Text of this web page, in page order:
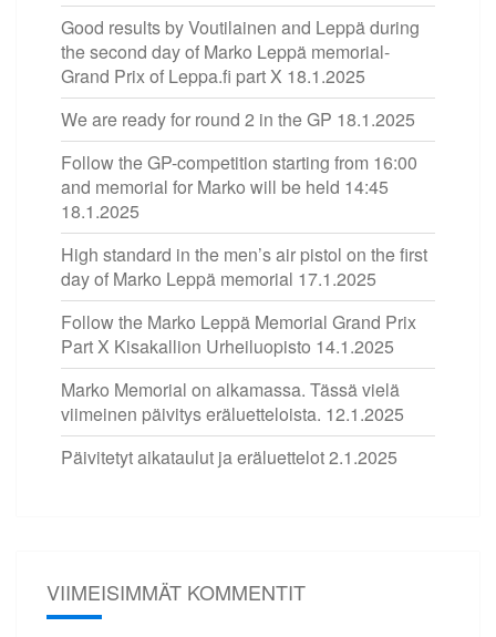
Good results by Voutilainen and Leppä during
the second day of Marko Leppä memorial-
Grand Prix of Leppa.fi part X 18.1.2025
We are ready for round 2 in the GP 18.1.2025
Follow the GP-competition starting from 16:00
and memorial for Marko will be held 14:45
18.1.2025
High standard in the men’s air pistol on the first
day of Marko Leppä memorial 17.1.2025
Follow the Marko Leppä Memorial Grand Prix
Part X Kisakallion Urheiluopisto 14.1.2025
Marko Memorial on alkamassa. Tässä vielä
viimeinen päivitys eräluetteloista. 12.1.2025
Päivitetyt aikataulut ja eräluettelot2.1.2025
VIIMEISIMMÄT KOMMENTIT